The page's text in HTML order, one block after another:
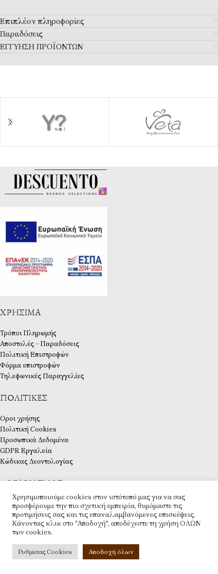
Επιπλέον πληροφορίες
Παραδόσεις
ΕΓΓΥΗΣΗ ΠΡΟΪΟΝΤΩΝ
ΧΡΉΣΙΜΑ
Τρόποι Πληρωμής
Αποστολές – Παραδόσεις
Πολιτική Επιστροφών
Φόρμα επιστροφών
Τηλεφωνικές Παραγγελίες
ΠΟΛΙΤΙΚΈΣ
Οροι χρήσης
Πολιτική Cookies
Προσωπικά Δεδομένα
GDPR Εργαλεία
Κώδικας Δεοντολογίας
ΛΟΓΑΡΙΑΣΜΌΣ
Ο λογαριασμός μου
Ταμείο
Λίστα Επιθυμιών
Επικοινωνία
2025 CREATED BY
Χρησιμοποιούμε cookies στον ιστότοπό μας για να σας
προσφέρουμε την πιο σχετική εμπειρία, θυμόμαστε τις
προτιμήσεις σας και τις επαναλαμβανόμενες επισκέψεις.
Κάνοντας κλικ στο "Αποδοχή", αποδέχεστε τη χρήση ΟΛΩΝ
των cookies.
Ρυθμίσεις Cookies Αποδοχή όλων